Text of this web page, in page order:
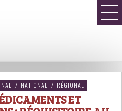
/ NATIONAL / RÉGIONAL
ET